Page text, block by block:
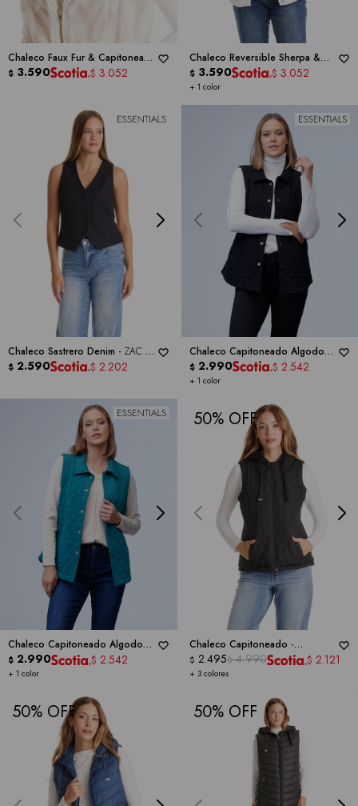
Chaleco Faux Fur & Capitoneado
- WEEKEND ROUTINE
$ 3.590 $ 3.052
Chaleco Reversible Sherpa &
Capitoneado -WEEKEND
ROUTINE
+ 1 color
$ 3.590 $ 3.052
Chaleco Sastrero Denim - ZAC &
RACHEL
$ 2.590 $ 2.202
Chaleco Capitoneado Algodon -
RUBY RD
+ 1 color
$ 2.990 $ 2.542
Chaleco Capitoneado Algodon -
RUBY RD
+ 1 color
$ 2.990 $ 2.542
50
Chaleco Capitoneado -
WEATHERPROOF
+ 3 colores
$ 2.495$ 4.990 $ 2.121
50 50